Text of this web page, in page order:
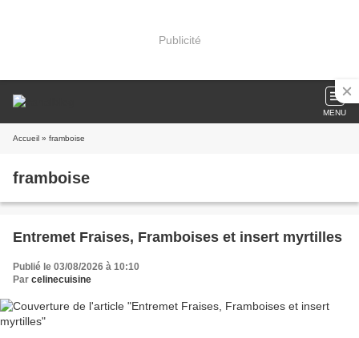
Publicité
MENU
Accueil » framboise
framboise
Entremet Fraises, Framboises et insert myrtilles
Publié le 03/08/2026 à 10:10
Par celinecuisine